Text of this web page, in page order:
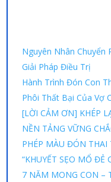
Nguyên Nhân Chuyển
Giải Pháp Điều Trị
Hành Trình Đón Con
Phôi Thất Bại Của Vợ
[LỜI CẢM ƠN] KHÉP
NỀN TẢNG VỮNG
PHÉP MÀU ĐÓN
“KHUYẾT SẸO MỔ ĐẺ
7 NĂM MONG CON –